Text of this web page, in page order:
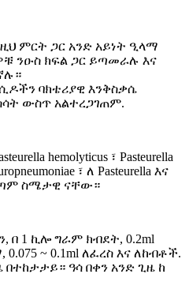
ምርት ጋር አንድ አይነት ዒላማ
ንዑስ ክፍል ጋር ይጣመራሉ እና
ባክቴሪያዊ እንቅስቃሴ
ውስጥ አልተረጋገጠም.
hemolyticus ፣ Pasteurella
፣ ለ Pasteurella እና
በጣም ስሜታዊ ናቸው።
1 ኪሎ ግራም ክብደት, 0.2ml
0.075 ~ 0.1ml ለፈረስ እና ለከብቶች.
በተከታታይ። ዓሳ በቀን አንድ ጊዜ ከ